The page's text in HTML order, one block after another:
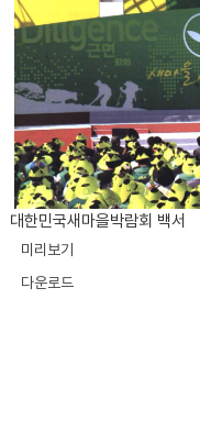
대한민국새마을박람회 백서
미리보기
다운로드